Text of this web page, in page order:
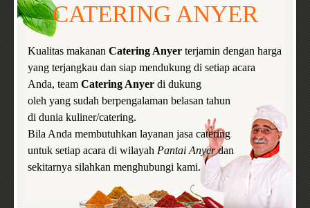
CATERING ANYER
Kualitas makanan Catering Anyer terjamin dengan harga
yang terjangkau dan siap mendukung di setiap acara
Anda, team Catering Anyer di dukung
oleh yang sudah berpengalaman belasan tahun
di dunia kuliner/catering.
Bila Anda membutuhkan layanan jasa catering
untuk setiap acara di wilayah Pantai Anyerdan
sekitarnya silahkan menghubungi kami.